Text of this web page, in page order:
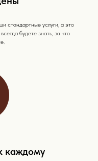
стандартные услуги, а это
будете знать, за что
каждому